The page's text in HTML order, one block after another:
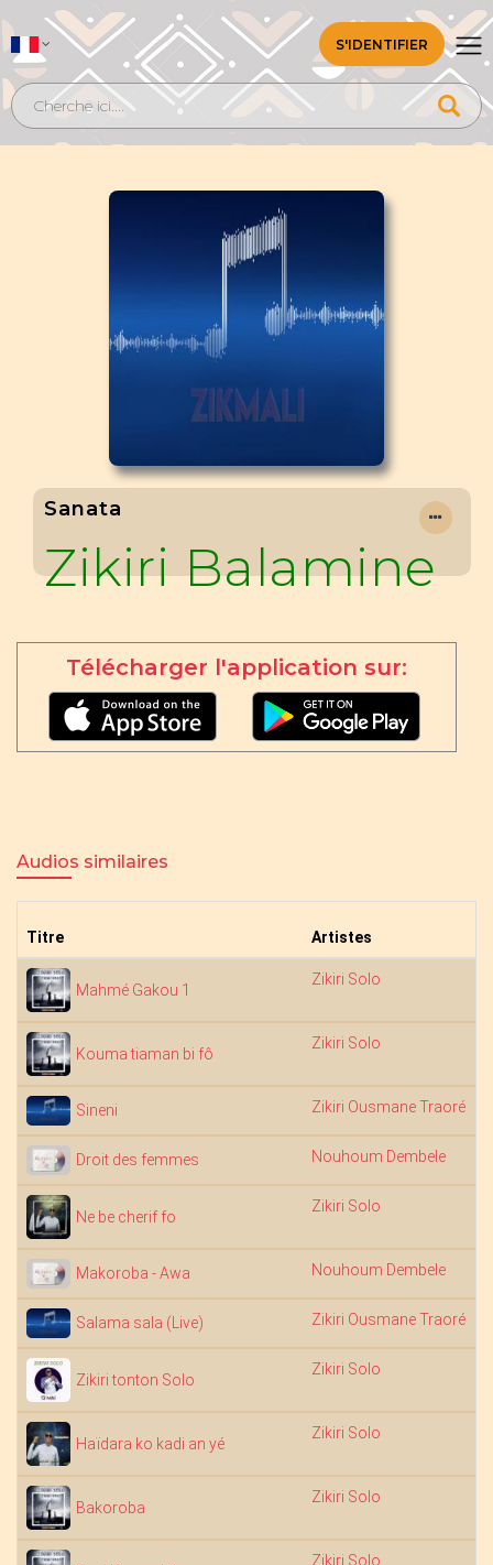
S'IDENTIFIER
Sanata
Zikiri Balamine
Télécharger l'application sur:
Audios similaires
Titre Artistes
Mahmé Gakou 1
Zikiri Solo
Kouma tiaman bi fô
Zikiri Solo
Sineni Zikiri Ousmane Traoré
Droit des femmes Nouhoum Dembele
Ne be cherif fo
Zikiri Solo
Makoroba - Awa Nouhoum Dembele
Salama sala (Live) Zikiri Ousmane Traoré
Zikiri tonton Solo
Zikiri Solo
Haïdara ko kadi an yé
Zikiri Solo
Bakoroba
Zikiri Solo
Zikiri Solo